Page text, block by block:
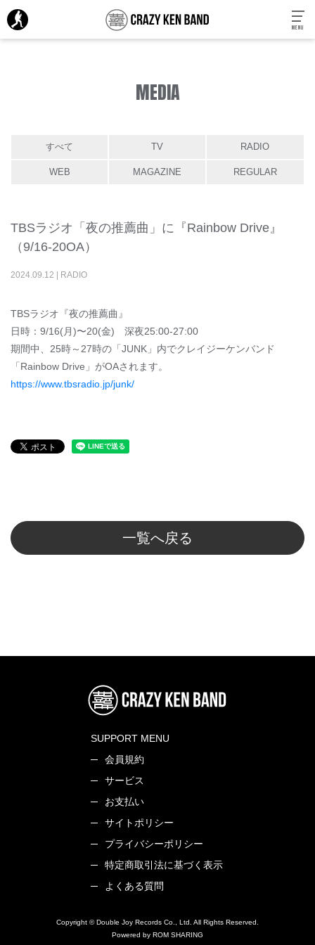
MENU
MEDIA
すべて TV RADIO
WEB MAGAZINE REGULAR
TBSラジオ「夜の推薦曲」に『Rainbow Drive』
（9/16-20OA）
2024.09.12 RADIO
TBSラジオ『夜の推薦曲』
日時：9/16(月)〜20(金) 深夜25:00-27:00
期間中、25時～27時の「JUNK」内でクレイジーケンバンド
「Rainbow Drive」がOAされます。
https://www.tbsradio.jp/junk/
一覧へ戻る
SUPPORT MENU
会員規約
サービス
お支払い
サイトポリシー
プライバシーポリシー
特定商取引法に基づく表示
よくある質問
Copyright © Double Joy Records Co., Ltd. All Rights Reserved.
Powered by ROM SHARING